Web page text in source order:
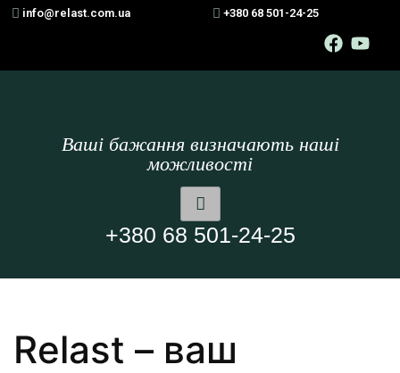
info@relast.com.ua +380 68 501-24-25
Ваші бажання визначають наші
можливості
+380 68 501-24-25
Relast – ваш